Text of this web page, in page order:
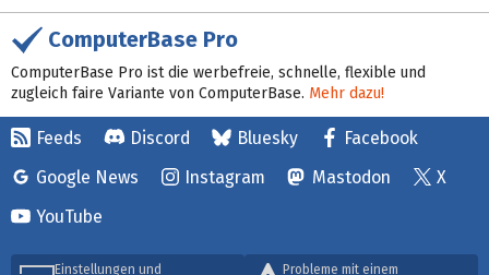
ComputerBase Pro
ComputerBase Pro ist die werbefreie, schnelle, flexible und
zugleich faire Variante von ComputerBase. Mehr dazu!
Feeds Discord Bluesky
Facebook
Google News
Instagram Mastodon
X
YouTube
Einstellungen und Probleme mit einem